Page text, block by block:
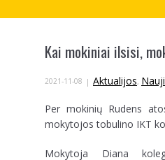
Kai mokiniai ilsisi,
2021-11-08 Aktualijos,
Per mokinių Rudens
mokytojos tobulino IKT
Mokytoja Diana